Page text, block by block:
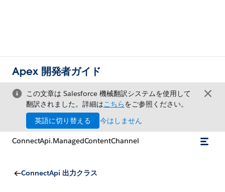
Apex 開発者ガイド
この文章は Salesforce 機械翻訳システムを使用して
翻訳されました。詳細はこちらをご参照ください。
英語に切り替える
今はしません
ConnectApi.ManagedContentChannel
ConnectApi 出力クラス